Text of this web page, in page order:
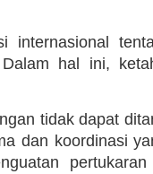
internasional
hal ini,
tidak dapat
dan koordinasi